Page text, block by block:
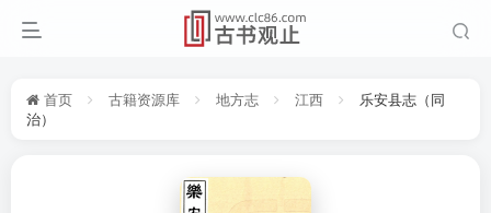
首页 古籍资源库 地方志 江西
乐安县志（同
治）